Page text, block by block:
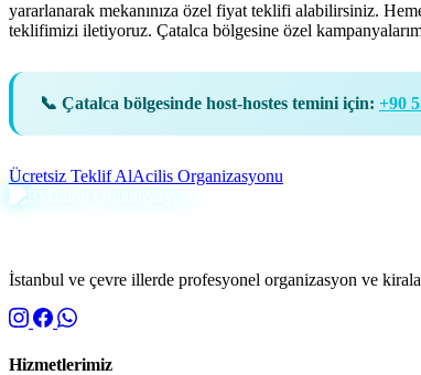
yararlanarak mekanınıza özel fiyat teklifi alabilirsiniz.
teklifimizi iletiyoruz. Çatalca bölgesine özel
📞 Çatalca bölgesinde host-hostes temini için: +90
Ücretsiz Teklif AlAcilis Organizasyonu
İstanbul ve çevre illerde profesyonel organizasyon ve
Hizmetlerimiz